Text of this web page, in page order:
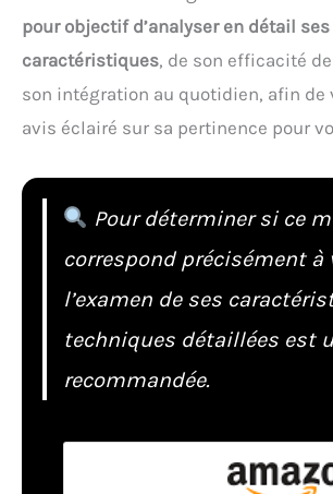
pour objectif d’analyser en détail ses
caractéristiques, de son efficacité
son intégration au quotidien, afin de
avis éclairé sur sa pertinence pour
Pour déterminer si ce
correspond précisément à
l’examen de ses
techniques détaillées est
recommandée.